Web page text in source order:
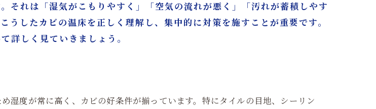
それは「湿気がこもりやすく」「空気の流れが悪く」「汚れが蓄積しやす
したカビの温床を正しく理解し、集中的に対策を施すことが重要です。
詳しく見ていきましょう。
湿度が常に高く、カビの好条件が揃っています。特にタイルの目地、シーリン